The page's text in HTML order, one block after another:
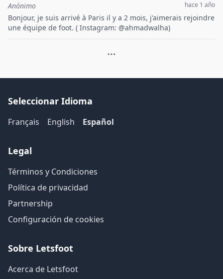
Anónimo hace 1 año
Bonjour, je suis arrivé à Paris il y a 2 mois, j'aimerais rejoindre
une équipe de foot. ( Instagram: @ahmadwalha)
Seleccionar Idioma
Français English Español
Legal
Términos y Condiciones
Política de privacidad
Partnership
Configuración de cookies
Sobre Letsfoot
Acerca de Letsfoot